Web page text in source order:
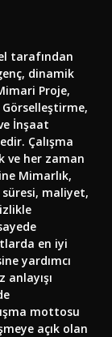
tarafından
dinamik
Proje,
İnşaat
Çalışma
ve her zaman
Mimarlık,
maliyet,
en iyi
yardımcı
anlayışı
mottosu
açık olan